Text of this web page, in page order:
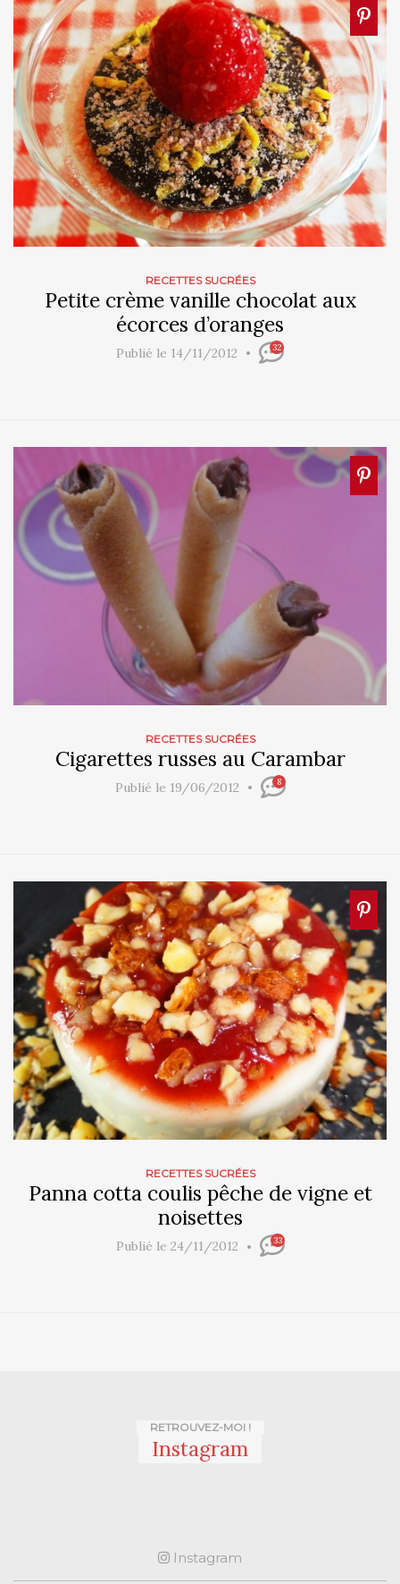
RECETTES SUCRÉES
Petite crème vanille chocolat aux
écorces d’oranges
Publié le 14/11/2012 32
RECETTES SUCRÉES
Cigarettes russes au Carambar
Publié le 19/06/2012 8
RECETTES SUCRÉES
Panna cotta coulis pêche de vigne et
noisettes
Publié le 24/11/2012 33
RETROUVEZ-MOI !
Instagram
Instagram